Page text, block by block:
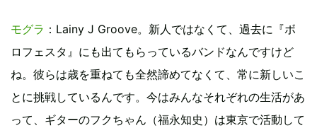
モグラ ：Lainy J Groove。新人ではなくて、過去に『ボ
ロフェスタ』にも出てもらっているバンドなんですけど
ね。彼らは歳を重ねても全然諦めてなくて、常に新しいこ
とに挑戦しているんです。今はみんなそれぞれの生活があ
って、ギターのフクちゃん（福永知史）は東京で活動して